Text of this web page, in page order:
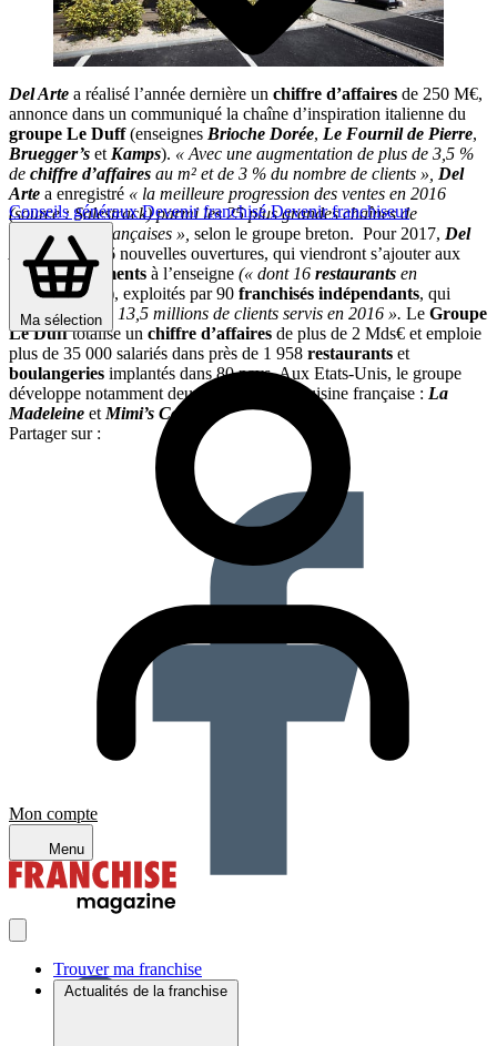
Conseils générauxDevenir franchiséDevenir franchiseur
Ma sélection
Mon compte
Menu
Trouver ma franchise
Actualités de la franchise
Del Arte a réalisé l’année dernière un chiffre d’affaires de 250 M€,
annonce dans un communiqué la chaîne d’inspiration italienne du
groupe Le Duff(enseignes Brioche Dorée, Le Fournil de Pierre,
Bruegger’s etKamps). « Avec une augmentation de plus de 3,5 %
de chiffre d’affaires au m² et de 3 % du nombre de clients », Del
Arte a enregistré « la meilleure progression des ventes en 2016
(source : Salestrack) parmi les 25 plus grandes chaînes de
restauration
françaises », selon le groupe breton. Pour 2017, Del
Arteprévoit 16 nouvelles ouvertures, qui viendront s’ajouter aux
181établissements à l’enseigne (« dont 16 restaurants en
construction »
), exploités par 90 franchisés indépendants, qui
revendiquent
« 13,5 millions de clients servis en 2016 ». Le Groupe
Le Dufftotalise un chiffre d’affaires de plus de 2 Mds€ et emploie
plus de 35 000 salariés dans près de 1 958 restaurants et
boulangeries implantés dans 80 pays. Aux Etats-Unis, le groupe
développe notamment deux enseignes de cuisine française : La
Madeleine etMimi’s Café
Partager sur :